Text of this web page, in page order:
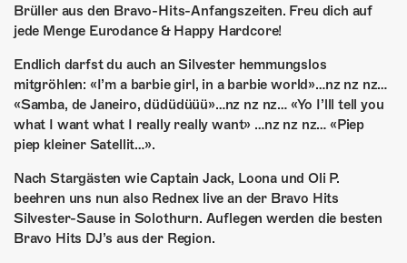
Brüller aus den Bravo-Hits-Anfangszeiten. Freu dich auf
jede Menge Eurodance & Happy Hardcore!
Endlich darfst du auch an Silvester hemmungslos
mitgröhlen: «I’m a barbie girl, in a barbie world»…nz nz nz…
«Samba, de Janeiro, düdüdüüü»…nz nz nz… «Yo I’lll tell you
what I want what I really really want» …nz nz nz… «Piep
piep kleiner Satellit…».
Nach Stargästen wie Captain Jack, Loona und Oli P.
beehren uns nun also Rednex live an der Bravo Hits
Silvester-Sause in Solothurn. Auflegen werden die besten
Bravo Hits DJ’s aus der Region.